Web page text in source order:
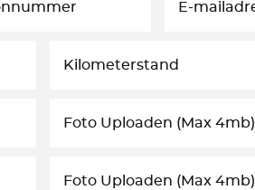
Foto Uploaden (Max 4mb)
Foto Uploaden (Max 4mb)